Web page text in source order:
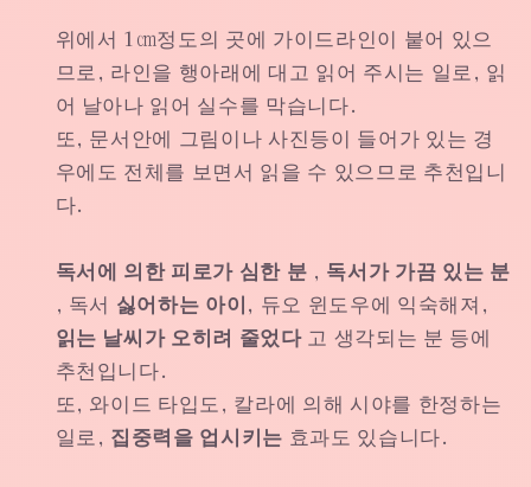
위에서 1㎝정도의 곳에 가이드라인이 붙어 있으
므로, 라인을 행아래에 대고 읽어 주시는 일로, 읽
어 날아나 읽어 실수를 막습니다.
또, 문서안에 그림이나 사진등이 들어가 있는 경
우에도 전체를 보면서 읽을 수 있으므로 추천입니
다.
독서에 의한 피로가 심한 분 , 독서가 가끔 있는 분
, 독서 싫어하는 아이, 듀오 윈도우에 익숙해져,
읽는 날씨가 오히려 줄었다고 생각되는 분 등에
추천입니다.
또, 와이드 타입도, 칼라에 의해 시야를 한정하는
일로, 집중력을 업시키는 효과도 있습니다.